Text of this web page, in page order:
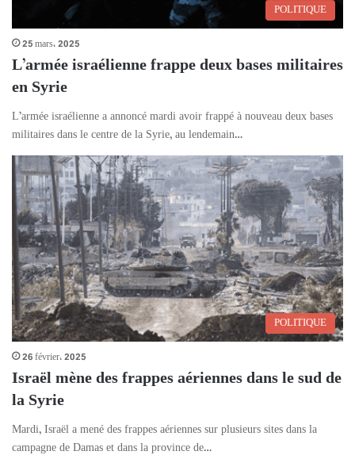
POLITIQUE
25 mars، 2025
L’armée israélienne frappe deux bases militaires
en Syrie
L’armée israélienne a annoncé mardi avoir frappé à nouveau deux bases
militaires dans le centre de la Syrie, au lendemain…
POLITIQUE
26 février، 2025
Israël mène des frappes aériennes dans le sud de
la Syrie
Mardi, Israël a mené des frappes aériennes sur plusieurs sites dans la
campagne de Damas et dans la province de…